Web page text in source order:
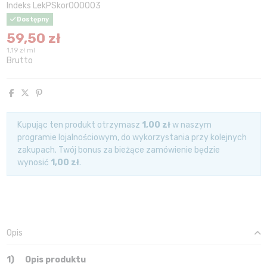
Indeks LekPSkor000003
Dostępny
59,50 zł
1,19 zł ml
Brutto
Kupując ten produkt otrzymasz 1,00 złw naszym
programie lojalnościowym, do wykorzystania przy kolejnych
zakupach. Twój bonus za bieżące zamówienie będzie
wynosić 1,00 zł.
Opis
1) Opis produktu